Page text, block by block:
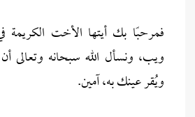
فمرحبًا بك أيتها الأخت الكريمة
ويب، ونسأل الله سبحانه
ويُقر عينك به، آمين.